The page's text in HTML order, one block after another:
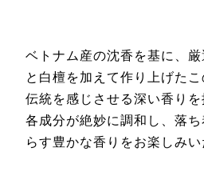
ベトナム産の沈香を基に、
と白檀を加えて作り上げた
伝統を感じさせる深い香りを
各成分が絶妙に調和し、落
らす豊かな香りをお楽しみい